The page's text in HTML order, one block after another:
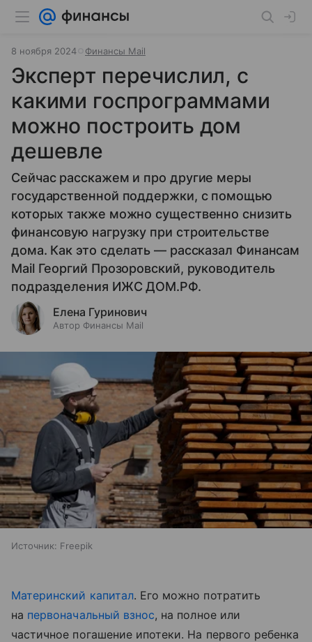
8 ноября 2024 Финансы Mail
Эксперт перечислил, с
какими госпрограммами
можно построить дом
дешевле
Сейчас расскажем и про другие меры
государственной поддержки, с помощью
которых также можно существенно снизить
финансовую нагрузку при строительстве
дома. Как это сделать — рассказал Финансам
Mail Георгий Прозоровский, руководитель
подразделения ИЖС ДОМ.РФ.
Елена Гуринович
Автор Финансы Mail
Источник: Freepik
Материнский капитал. Его можно потратить
на первоначальный взнос, на полное или
частичное погашение ипотеки. На первого ребенка